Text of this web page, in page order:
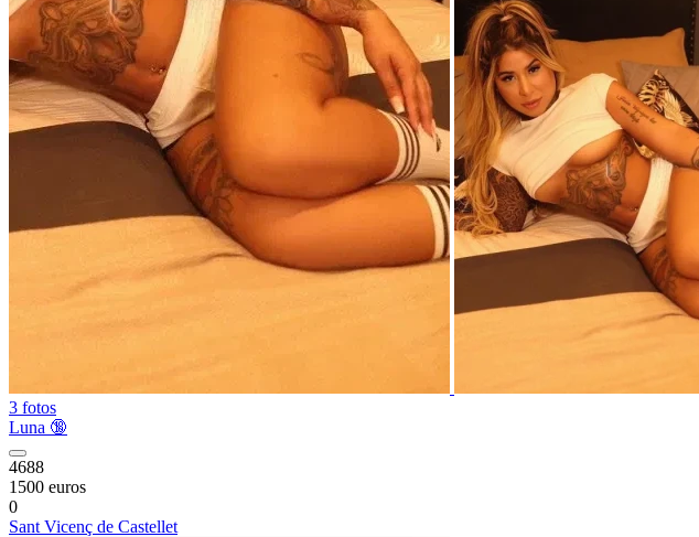
3 fotos
Luna 🔞
4688
1500 euros
0
Sant Vicenç de Castellet